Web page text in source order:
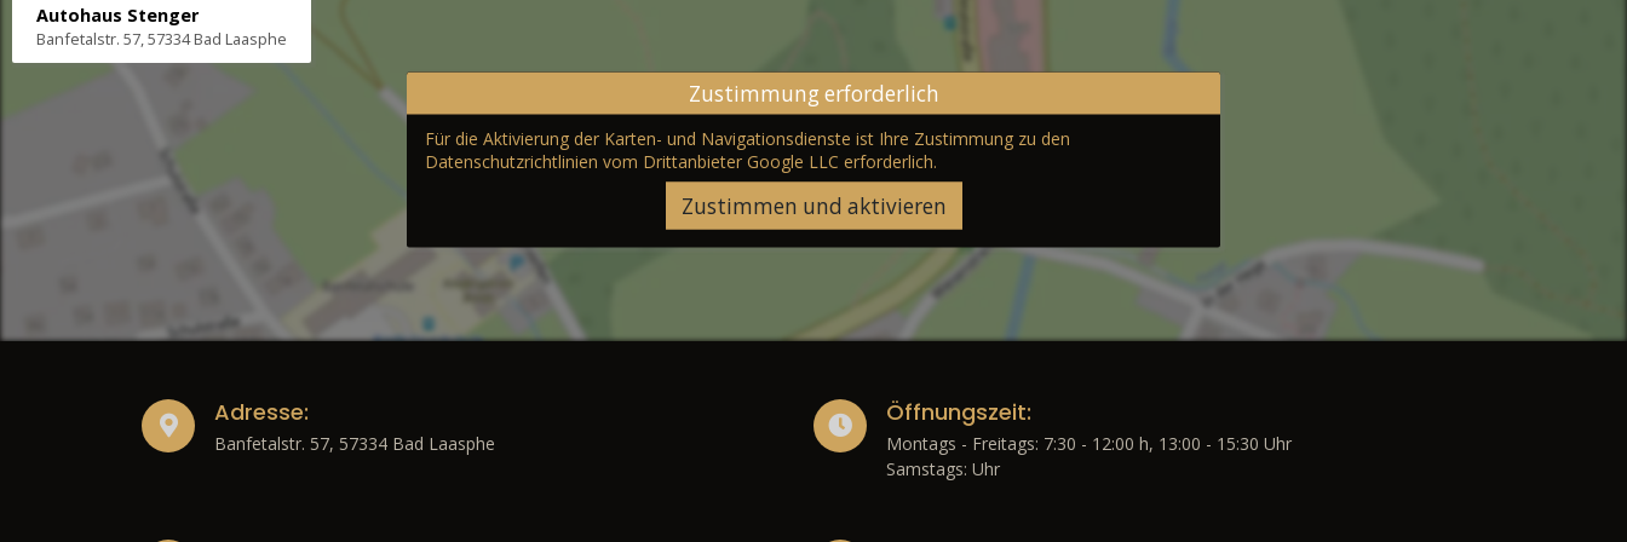
Autohaus Stenger
Banfetalstr. 57, 57334 Bad Laasphe
Zustimmung erforderlich
Für die Aktivierung der Karten- und Navigationsdienste ist Ihre Zustimmung zu den
Datenschutzrichtlinien vom Drittanbieter Google LLC erforderlich.
Zustimmen und aktivieren
Adresse:
Banfetalstr. 57, 57334 Bad Laasphe
Öffnungszeit:
Montags - Freitags: 7:30 - 12:00 h, 13:00 - 15:30 Uhr
Samstags: Uhr